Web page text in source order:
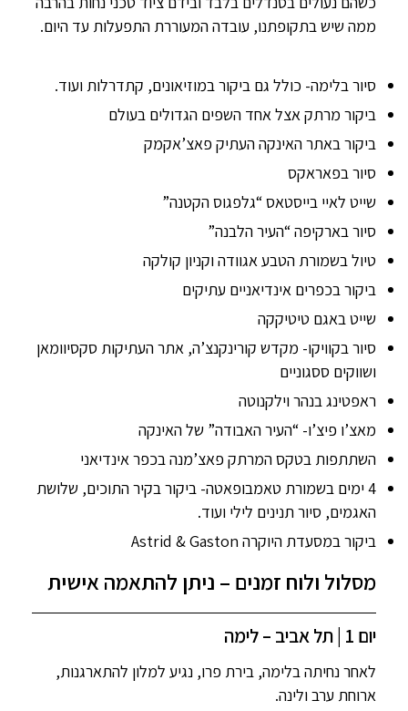
ממה שיש בתקופתנו, עובדה המעוררת התפעלות עד היום.
סיור בלימה- כולל גם ביקור במוזיאונים, קתדרלות ועוד.
ביקור מרתק אצל אחד השפים הגדולים בעולם
ביקור באתר האינקה העתיק פאצ’אקמק
סיור בפאראקס
שייט לאיי בייסטאס “גלפגוס הקטנה”
סיור בארקיפה “העיר הלבנה”
טיול בשמורת הטבע אגוודה וקניון קולקה
ביקור בכפרים אינדיאניים עתיקים
שייט באגם טיטיקקה
סיור בקוויקו- מקדש קורינקנצ’ה, אתר העתיקות סקסיוומאן
ושווקים ססגוניים
ראפטינג בנהר וילקנוטה
מאצ’ו פיצ’ו- “העיר האבודה” של האינקה
השתתפות בטקס המרתק פאצ’מנה בכפר אינדיאני
4 ימים בשמורת טאמבופאטה- ביקור בקיר התוכים, שלושת
האגמים, סיור תנינים לילי ועוד.
ביקור במסעדת היוקרה Astrid & Gaston
מסלול ולוח זמנים – ניתן להתאמה אישית
יום 1 | תל אביב – לימה
לאחר נחיתה בלימה, בירת פרו, נגיע למלון להתארגנות,
ארוחת ערב ולינה.